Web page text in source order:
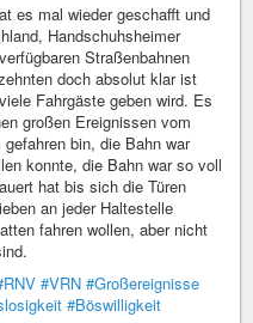
es mal wieder geschafft und
Handschuhsheimer
Straßenbahnen
doch absolut klar ist
Fahrgäste geben wird. Es
großen Ereignissen vom
bin, die Bahn war
konnte, die Bahn war so voll
hat bis sich die Türen
an jeder Haltestelle
fahren wollen, aber nicht
#VRN #Großereignisse
#Böswilligkeit